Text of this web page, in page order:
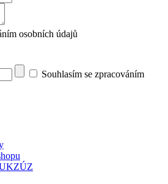
osobních údajů
Souhlasím se zpracováním